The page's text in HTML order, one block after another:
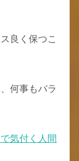
良く保つこ
何事もバラ
気付く人間